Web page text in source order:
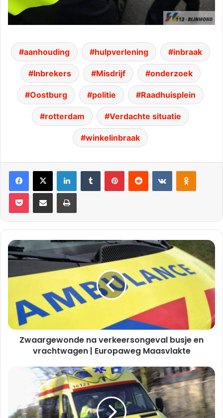
aanhouding hulpverlening inbraak
Inbrekers Misdrijf onderzoek
Oostburg politie Raadhuisplein
rotterdam Verdachte situatie
winkelinbraak
Facebook
X LinkedInTumblr PinterestReddit VKontakteOdnoklassniki
Pocket Deel via E-mail Print
Zwaargewonde
na
verkeersongeval
busje
vrachtwagen
|
Europaweg
Maasvlakte
Zwaargewonde na verkeersongeval busje en
vrachtwagen | Europaweg Maasvlakte
personen
loopt